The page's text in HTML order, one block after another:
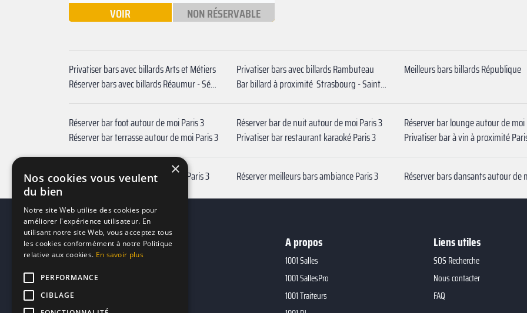
VOIR NON RÉSERVABLE
Privatiser bars avec billards Arts et Métiers Privatiser bars avec billards Rambuteau Meilleurs bars billards République
Réserver bars avec billards ‍Réaumur - Sébastopol
Bar billard à proximité ‍ Strasbourg - Saint-Denis
Réserver bar foot autour de moi Paris 3 Réserver bar de nuit autour de moi Paris 3 Réserver bar lounge autour de moi
Réserver bar terrasse autour de moi Paris 3
Privatiser bar restaurant karaoké Paris 3 Privatiser bar à vin à proximité
Réserver meilleurs bars pas chers Paris 3 Réserver meilleurs bars ambiance Paris 3
A propos
1001 Salles
1001 SallesPro
1001 Traiteurs
Liens utiles
SOS Recherche
Nous contacter
FAQ
×
Nos cookies vous veulent
du bien
Notre site Web utilise des cookies pour
améliorer l'expérience utilisateur. En
utilisant notre site Web, vous acceptez tous
les cookies conformément à notre Politique
relative aux cookies. En savoir plus
PERFORMANCE
CIBLAGE